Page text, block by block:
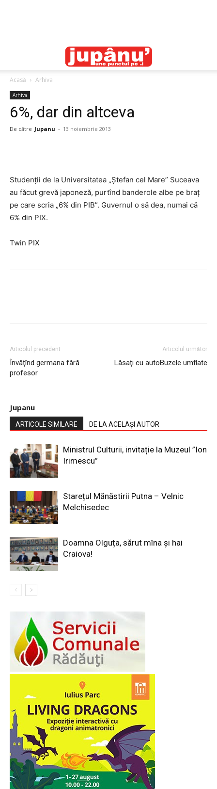
Acasă Arhiva
Arhiva
6%, dar din altceva
De către Jupanu - 13 noiembrie 2013
Studenţii de la Universitatea „Ştefan cel Mare” Suceava
au făcut grevă japoneză, purtînd banderole albe pe braţ
pe care scria „6% din PIB”. Guvernul o să dea, numai că
6% din PIX.
Twin PIX
Articolul precedent
Învăţînd germana fără
profesor
Articolul următor
Lăsaţi cu autoBuzele umflate
Jupanu
ARTICOLE SIMILARE DE LA ACELAȘI AUTOR
Ministrul Culturii, invitație la Muzeul ”Ion
Irimescu”
Starețul Mănăstirii Putna – Velnic
Melchisedec
Doamna Olguța, sărut mîna și hai
Craiova!